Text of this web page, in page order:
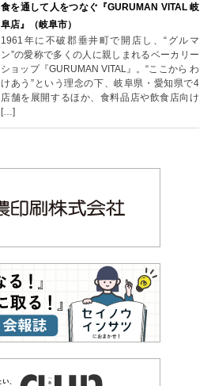
食を通して人をつなぐ『GURUMAN VITAL 岐
阜店』（岐阜市）
1961年に不破郡垂井町で開店し、“グルマ
ン”の愛称で多くの人に親しまれるベーカリー
ショップ『GURUMAN VITAL』。“ここから わ
けあう”という理念の下、岐阜県・愛知県で4
店舗を展開するほか、食料品店や飲食店向け
[…]